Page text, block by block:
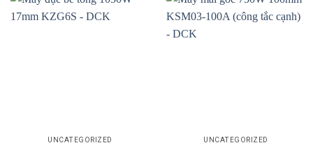
UNCATEGORIZED UNCATEGORIZED